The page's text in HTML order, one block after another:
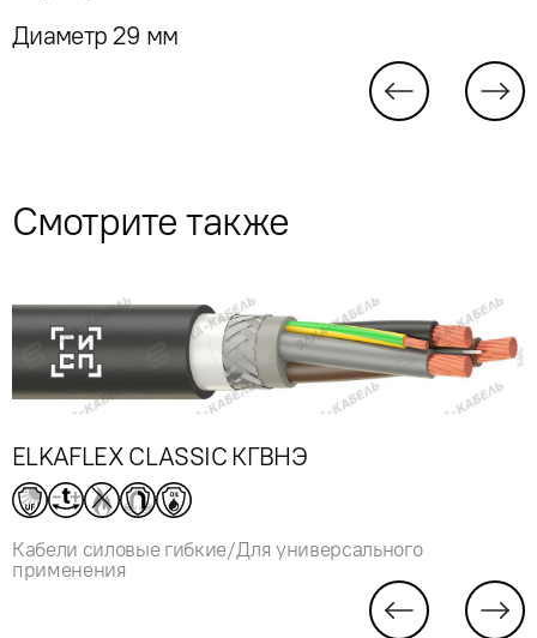
Диаметр 29 мм
Смотрите также
ELKAFLEX CLASSIC КГВНЭ
Кабели силовые гибкие/Для универсального
применения